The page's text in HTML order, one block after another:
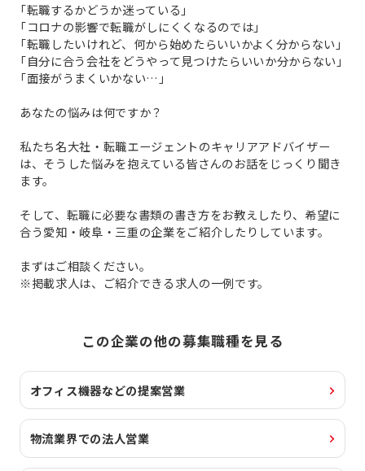
「転職するかどうか迷っている」
「コロナの影響で転職がしにくくなるのでは」
「転職したいけれど、何から始めたらいいかよく分からない」
「自分に合う会社をどうやって見つけたらいいか分からない」
「面接がうまくいかない…」
あなたの悩みは何ですか？
私たち名大社・転職エージェントのキャリアアドバイザー
は、そうした悩みを抱えている皆さんのお話をじっくり聞き
ます。
そして、転職に必要な書類の書き方をお教えしたり、希望に
合う愛知・岐阜・三重の企業をご紹介したりしています。
まずはご相談ください。
※掲載求人は、ご紹介できる求人の一例です。
この企業の他の募集職種を見る
オフィス機器などの提案営業
物流業界での法人営業